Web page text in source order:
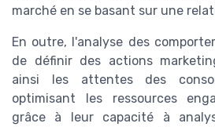
marché en se basant sur une
En outre, l'analyse des
de définir des actions
ainsi les attentes des
optimisant les ressources
grâce à leur capacité à